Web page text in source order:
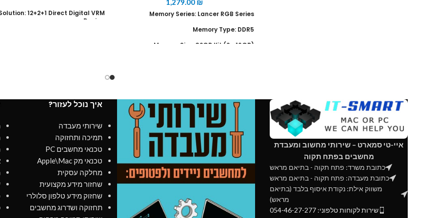
Memory Series: Lancer RGB Series
Memory Type: DDR5
(Memory Size: 32GB Kit (2 x 16GB
Performance Profile: XMP 3.0
12+2+1 Direct Digital VRM
Design
PCIe 5.0 and running at x16
Realtek
2.5GbE LAN chip
Network: Intel
BLUETOOTH 5.3
Port
: 4 x USB 2.0/1.1 ports, 2x USB
2 Type-A ports, 1x USB 3.2 Gen 1
3.2 Gen 2 Type-A ports (red), 1
C
port, with USB 3.2 Gen 2x2
support
איי-טי סמארט – שירותי מחשוב ומעבדת
מחשבים בפתח תקוה
כתובת משרד: פתח תקוה - בתיאם מראש
כתובת מעבדה: פתח תקוה - בתיאם מראש
משווק אילת: נקודת איסוף בלבד (בתיאם
מראש)
שירות לקוחות טלפוני: 054-46-27-277
איך נוכל לעזור?
שירותי מעבדה
תמיכה ותחזוקה
טכנאי מחשבים PC
טכנאי מק Apple\Mac
מחלקה עסקית
שחזור מידע מקצועית
שחזוק מידע טלפון סלולרי
תחזוקה ושדרוג מחשבים